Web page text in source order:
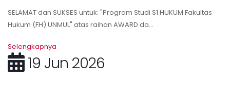
SELAMAT dan SUKSES untuk: "Program Studi S1 HUKUM Fakultas
Hukum (FH) UNMUL" atas raihan AWARD da...
Selengkapnya
19 Jun 2026